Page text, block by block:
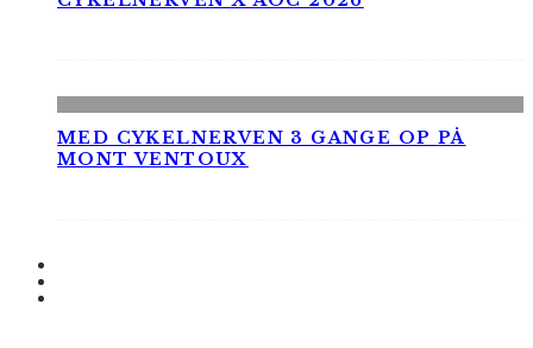
MED CYKELNERVEN 3 GANGE OP PÅ
MONT VENTOUX